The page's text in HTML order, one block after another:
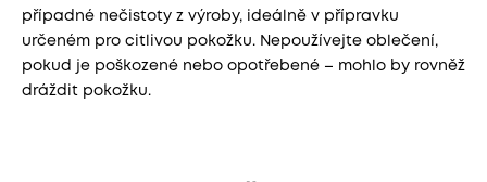
případné nečistoty z výroby, ideálně v přípravku
určeném pro citlivou pokožku. Nepoužívejte oblečení,
pokud je poškozené nebo opotřebené – mohlo by rovněž
dráždit pokožku.